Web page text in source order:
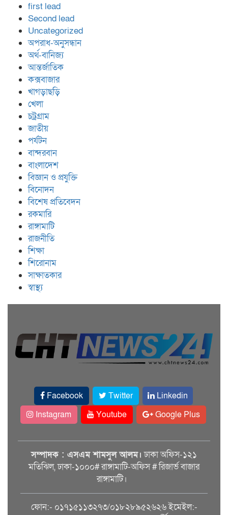
first lead
Second lead
Uncategorized
অপরাধ-অনুসন্ধান
অর্থ-বানিজ্য
আন্তর্জাতিক
কক্সবাজার
খাগড়াছড়ি
খেলা
চট্রগ্রাম
জাতীয়
পর্যটন
বান্দরবান
বাংলাদেশ
বিজ্ঞান ও প্রযুক্তি
বিনোদন
বিশেষ প্রতিবেদন
রকমারি
রাঙ্গামাটি
রাজনীতি
শিক্ষা
শিরোনাম
সাক্ষাতকার
স্বাস্থ্য
Facebook Twitter
Linkedin
Instagram
Youtube Google Plus
সম্পাদক : এসএম শামসুল আলম। ঢাকা অফিস-১২১
মতিঝিল, ঢাকা-১০০০# রাঙ্গামাটি-অফিস # রিজার্ভ বাজার
রাঙ্গামাটি।
ফোন:- ০১৭১৫১১৩২৭৩/০১৮২৮৯৫২৬২৬ ইমেইল:-